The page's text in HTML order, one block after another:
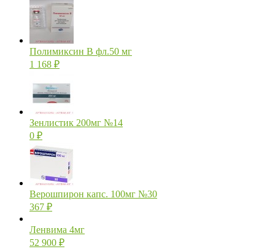
Полимиксин В фл.50 мг
1 168 ₽
Зенлистик 200мг №14
0 ₽
Верошпирон капс. 100мг №30
367 ₽
Ленвима 4мг
52 900 ₽